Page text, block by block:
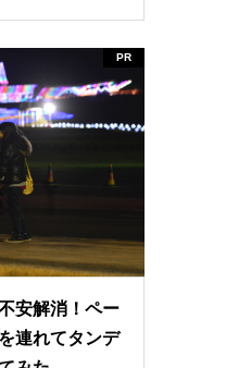
PR
安解消！ペー
連れてタンデ